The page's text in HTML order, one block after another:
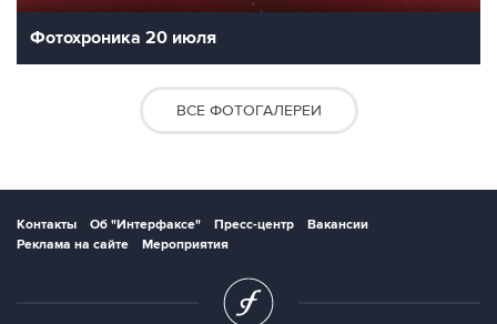
Фотохроника 20 июля
ВСЕ ФОТОГАЛЕРЕИ
Контакты Об "Интерфаксе" Пресс-центр
Вакансии
Реклама на сайте
Мероприятия